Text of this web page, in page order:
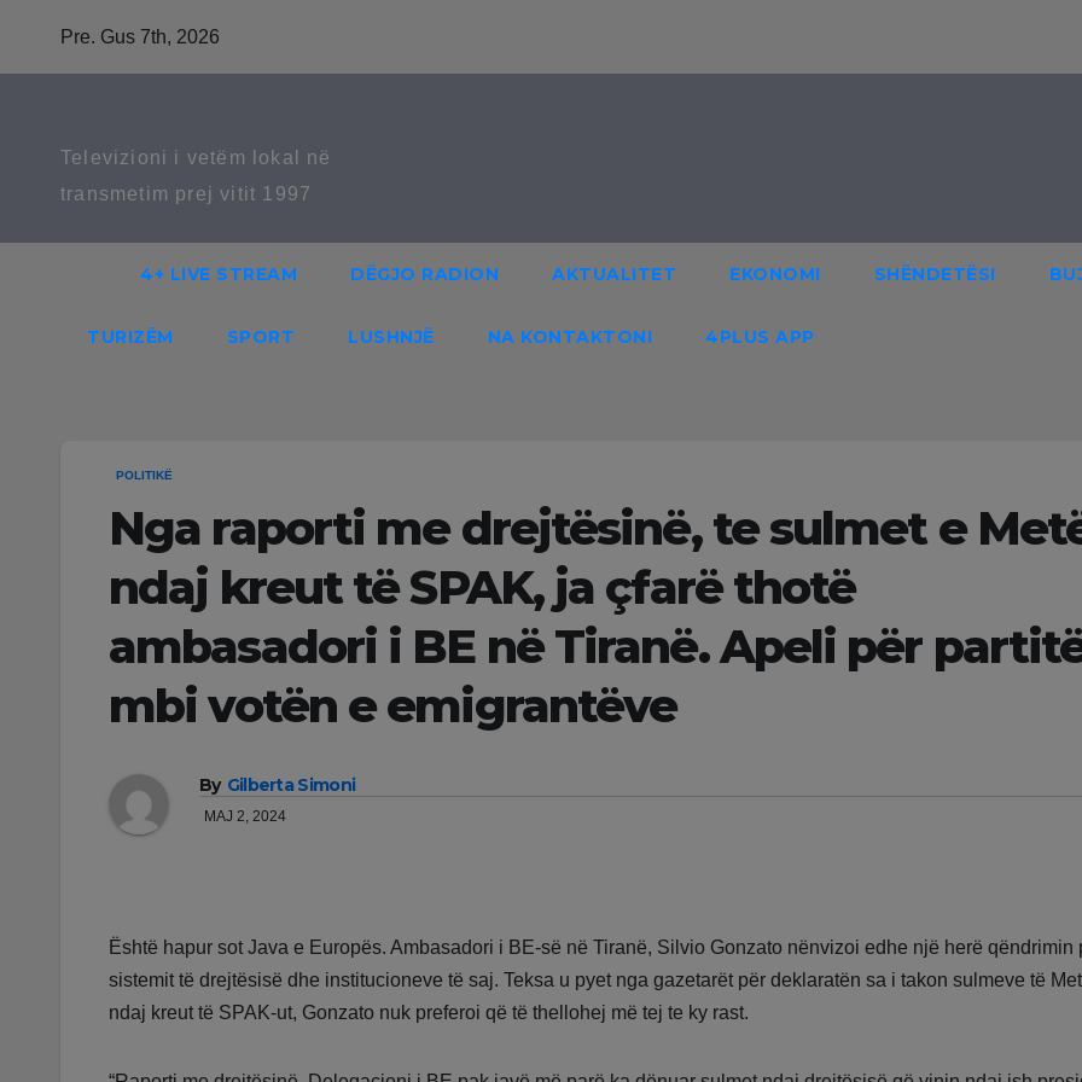
Pre. Gus 7th, 2026
Televizioni i vetëm lokal në
transmetim prej vitit 1997
4+ LIVE STREAM DËGJO RADION AKTUALITET EKONOMI SHËNDETËSI
TURIZËM SPORT LUSHNJË NA KONTAKTONI 4PLUS APP
POLITIKË
Nga raporti me drejtësinë, te sulmet e
ndaj kreut të SPAK, ja çfarë thotë
ambasadori i BE në Tiranë. Apeli për
mbi votën e emigrantëve
By Gilberta Simoni
MAJ 2, 2024
Është hapur sot Java e Europës. Ambasadori i BE-së në Tiranë, Silvio Gonzato nënvizoi edhe një herë qëndrimin
sistemit të drejtësisë dhe institucioneve të saj. Teksa u pyet nga gazetarët për deklaratën sa i takon sulmeve të
ndaj kreut të SPAK-ut, Gonzato nuk preferoi që të thellohej më tej te ky rast.